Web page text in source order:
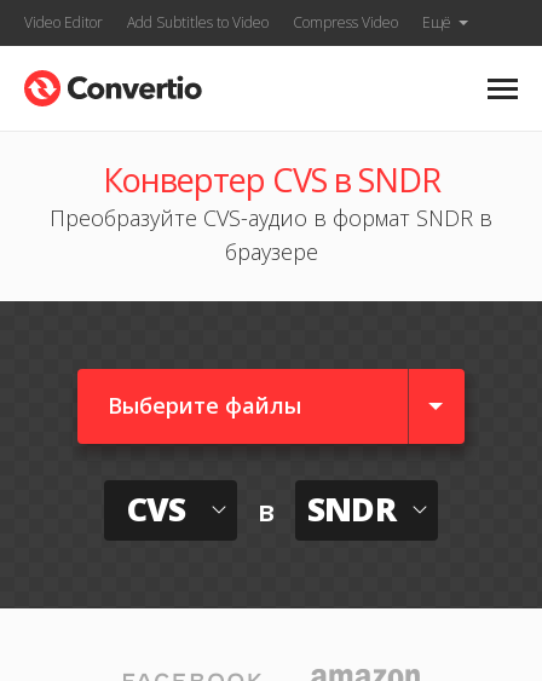
Video Editor Add Subtitles to Video Compress Video Ещё
Конвертер CVS в SNDR
Преобразуйте CVS-аудио в формат SNDR в
браузере
Выберите файлы
CVS в SNDR